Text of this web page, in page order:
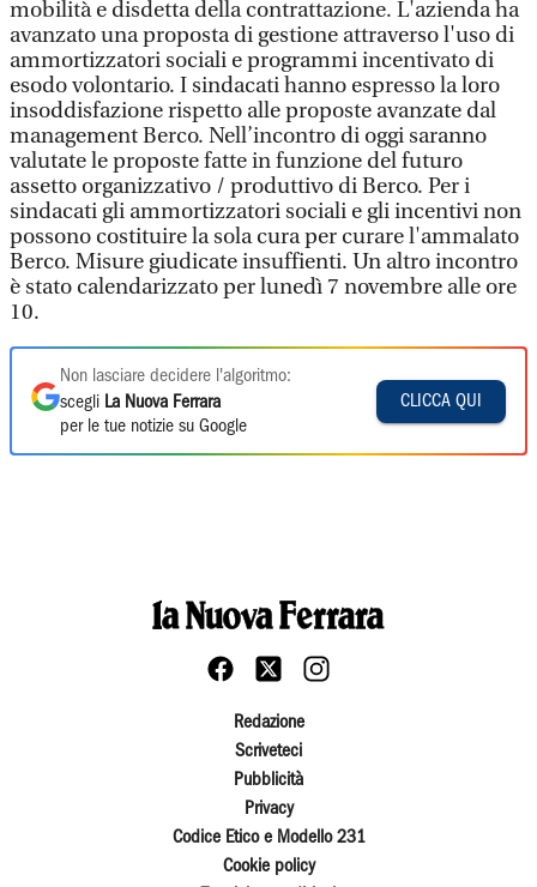
mobilità e disdetta della contrattazione. L'azienda ha
avanzato una proposta di gestione attraverso l'uso di
ammortizzatori sociali e programmi incentivato di
esodo volontario. I sindacati hanno espresso la loro
insoddisfazione rispetto alle proposte avanzate dal
management Berco. Nell’incontro di oggi saranno
valutate le proposte fatte in funzione del futuro
assetto organizzativo / produttivo di Berco. Per i
sindacati gli ammortizzatori sociali e gli incentivi non
possono costituire la sola cura per curare l'ammalato
Berco. Misure giudicate insuffienti. Un altro incontro
è stato calendarizzato per lunedì 7 novembre alle ore
10.
Non lasciare decidere l'algoritmo:
scegli La Nuova Ferrara
per le tue notizie su Google
CLICCA QUI
Redazione
Scriveteci
Pubblicità
Privacy
Codice Etico e Modello 231
Cookie policy